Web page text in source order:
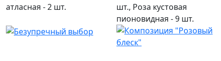
атласная - 2 шт.
шт., Роза кустовая
пионовидная - 9 шт.